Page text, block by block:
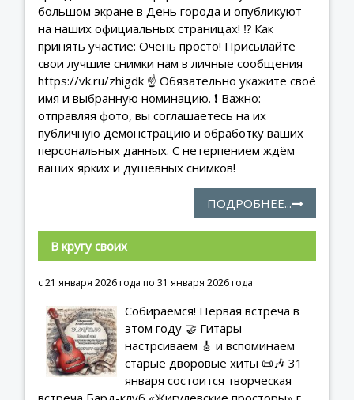
большом экране в День города и опубликуют
на наших официальных страницах! ⁉ Как
принять участие: Очень просто! Присылайте
свои лучшие снимки нам в личные сообщения
https://vk.ru/zhigdk ☝ Обязательно укажите своё
имя и выбранную номинацию. ❗ Важно:
отправляя фото, вы соглашаетесь на их
публичную демонстрацию и обработку ваших
персональных данных. С нетерпением ждём
ваших ярких и душевных снимков!
ПОДРОБНЕЕ...
В кругу своих
с 21 января 2026 года по 31 января 2026 года
Собираемся! Первая встреча в
этом году 🤝 Гитары
настрсиваем 🎸 и вспоминаем
старые дворовые хиты 📜🎶 31
января состоится творческая